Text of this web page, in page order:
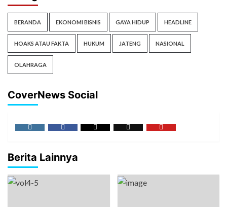
BERANDA EKONOMI BISNIS GAYA HIDUP HEADLINE
HOAKS ATAU FAKTA HUKUM JATENG NASIONAL
OLAHRAGA
CoverNews Social
Berita Lainnya